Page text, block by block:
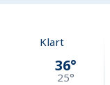
Klart
36°
25°